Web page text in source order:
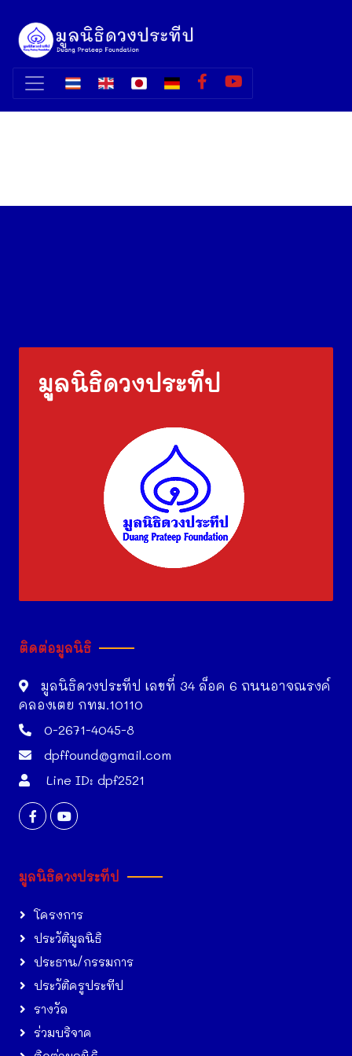
มูลนิธิดวงประทีป
ติดต่อมูลนิธิ
มูลนิธิดวงประทีป เลขที่ 34 ล็อค 6 ถนนอาจณรงค์
คลองเตย กทม.10110
0-2671-4045-8
dpffound@gmail.com
Line ID: dpf2521
มูลนิธิดวงประทีป
โครงการ
ประวัติมูลนิธิ
ประธาน/กรรมการ
ประวัติครูประทีป
รางวัล
ร่วมบริจาค